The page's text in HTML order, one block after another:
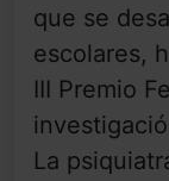
que se
escolares,
III Premio
La